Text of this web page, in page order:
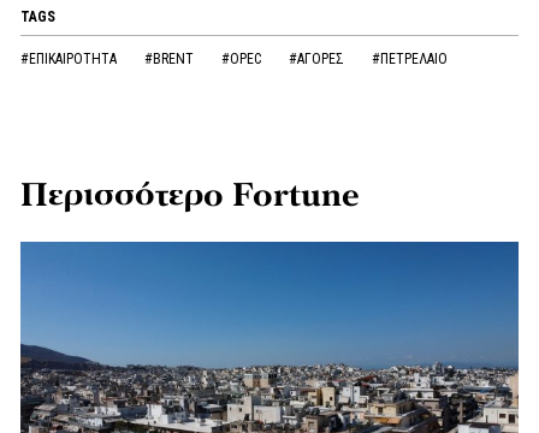
TAGS
#ΕΠΙΚΑΙΡΟΤΗΤΑ #BRENT #OPEC #ΑΓΟΡΕΣ #ΠΕΤΡΕΛΑΙΟ
Περισσότερο Fortune